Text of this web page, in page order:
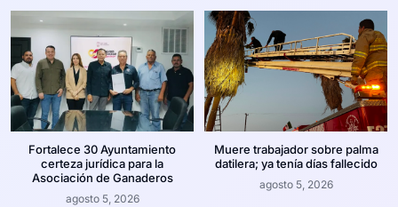
Fortalece 30 Ayuntamiento
certeza jurídica para la
Asociación de Ganaderos
agosto 5, 2026
Muere trabajador sobre palma
datilera; ya tenía días fallecido
agosto 5, 2026